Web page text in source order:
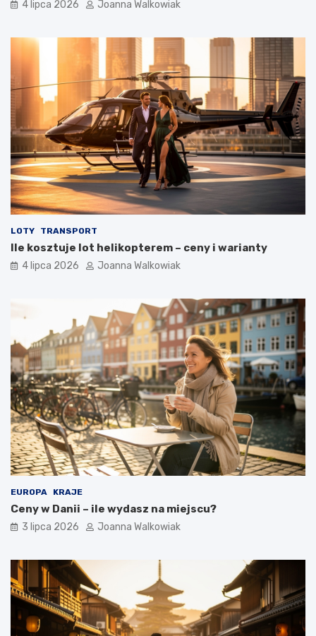
4 lipca 2026 Joanna Walkowiak
LOTY TRANSPORT
Ile kosztuje lot helikopterem – ceny i warianty
4 lipca 2026 Joanna Walkowiak
EUROPA KRAJE
Ceny w Danii – ile wydasz na miejscu?
3 lipca 2026 Joanna Walkowiak